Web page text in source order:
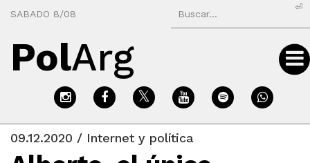
SABADO 8/08
⏎
PolArg
09.12.2020 / Internet y política